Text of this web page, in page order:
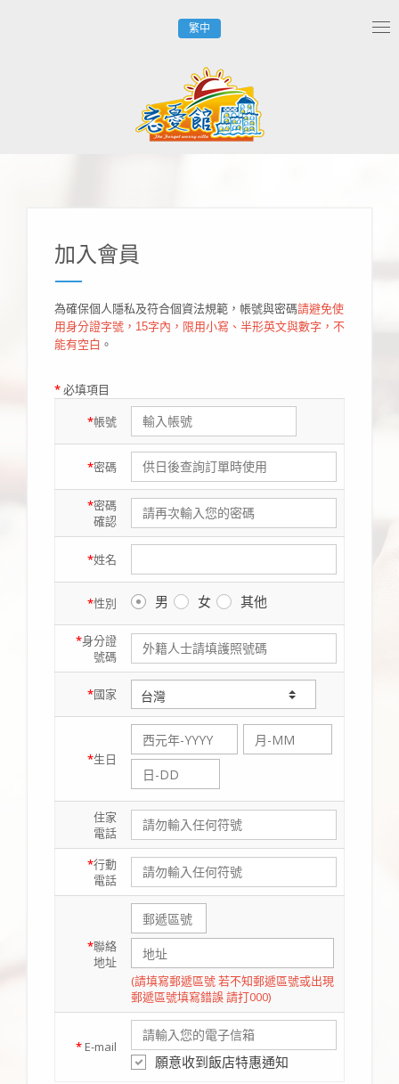
繁中
加入會員
為確保個人隱私及符合個資法規範，帳號與密碼請避免使
用身分證字號，15字內，限用小寫、半形英文與數字，不
能有空白 。
*必填項目
*帳號
*密碼
*密碼
確認
*姓名
*性別 男 女 其他
*身分證
號碼
*國家
*生日
住家
電話
*行動
電話
*聯絡
地址
(請填寫郵遞區號 若不知郵遞區號或出現
郵遞區號填寫錯誤 請打000)
* E-mail
願意收到飯店特惠通知